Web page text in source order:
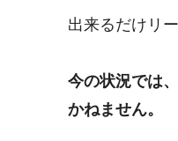
出来るだけリ
今の状況では
かねません。